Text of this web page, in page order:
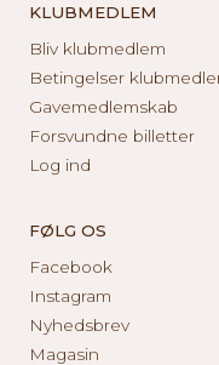
KLUBMEDLEM
Bliv klubmedlem
Betingelser
Gavemedlemskab
Forsvundne billetter
Log ind
FØLG OS
Facebook
Instagram
Nyhedsbrev
Magasin